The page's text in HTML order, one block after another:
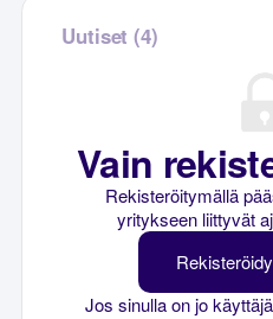
Uutiset (4)
Vain
Rekisteröitymällä
yritykseen liittyvät
Jos sinulla on jo